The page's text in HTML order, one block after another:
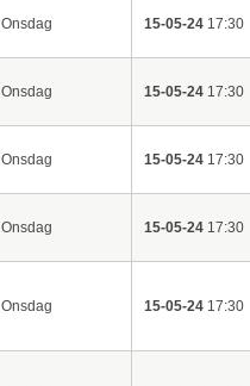
Onsdag 15-05-2417:30
Onsdag 15-05-2417:30
Onsdag 15-05-2417:30
Onsdag 15-05-2417:30
Onsdag 15-05-2417:30